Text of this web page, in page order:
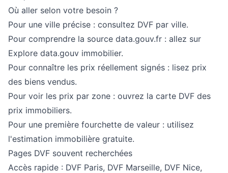
Où aller selon votre besoin ?
Pour une ville précise : consultez DVF par ville.
Pour comprendre la source data.gouv.fr : allez sur
Explore data.gouv immobilier.
Pour connaître les prix réellement signés : lisez prix
des biens vendus.
Pour voir les prix par zone : ouvrez la carte DVF des
prix immobiliers.
Pour une première fourchette de valeur : utilisez
l'estimation immobilière gratuite.
Pages DVF souvent recherchées
Accès rapide : DVF Paris, DVF Marseille, DVF Nice,